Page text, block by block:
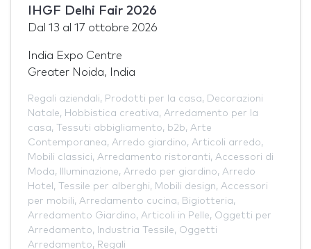
IHGF Delhi Fair 2026
Dal 13 al 17 ottobre 2026
India Expo Centre
Greater Noida, India
Regali aziendali, Prodotti per la casa, Decorazioni
Natale, Hobbistica creativa, Arredamento per la
casa, Tessuti abbigliamento, b2b, Arte
Contemporanea, Arredo giardino, Articoli arredo,
Mobili classici, Arredamento ristoranti, Accessori di
Moda, Illuminazione, Arredo per giardino, Arredo
Hotel , Tessile per alberghi, Mobili design, Accessori
per mobili, Arredamento cucina, Bigiotteria,
Arredamento Giardino, Articoli in Pelle, Oggetti per
Arredamento, Industria Tessile, Oggetti
Arredamento, Regali